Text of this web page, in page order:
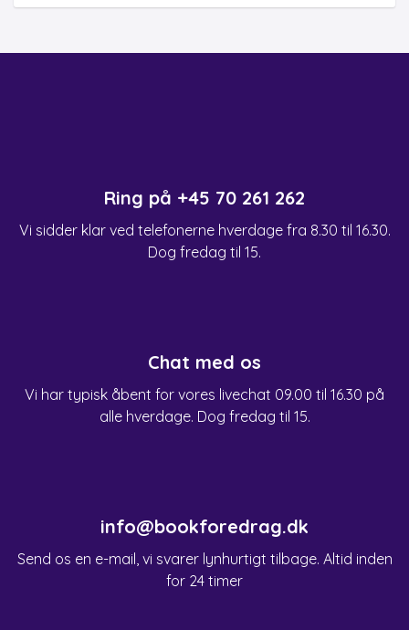
Ring på +45 70 261 262
Vi sidder klar ved telefonerne hverdage fra 8.30 til 16.30.
Dog fredag til 15.
Chat med os
Vi har typisk åbent for vores livechat 09.00 til 16.30 på
alle hverdage. Dog fredag til 15.
info@bookforedrag.dk
Send os en e-mail, vi svarer lynhurtigt tilbage. Altid inden
for 24 timer